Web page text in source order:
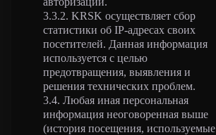
3.3.2. KRSK осуществляет сбор
статистики об IP-адресах своих
посетителей. Данная информация
используется с целью
предотвращения, выявления и
решения технических проблем.
3.4. Любая иная персональная
информация неоговоренная выше
(история посещения, используемые